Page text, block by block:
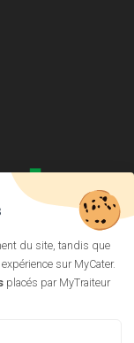
du site, tandis que
sur MyCater.
placés par MyTraiteur